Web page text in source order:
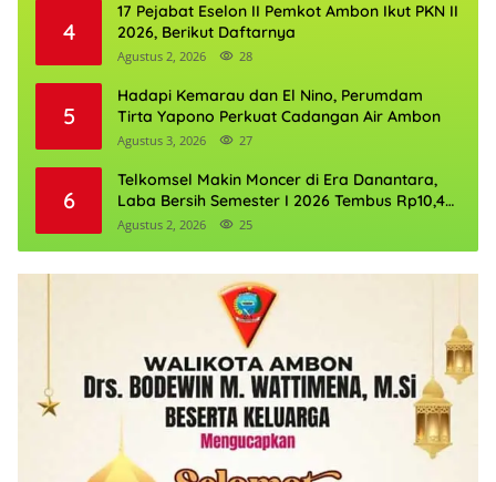
4
17 Pejabat Eselon II Pemkot Ambon Ikut PKN II
2026, Berikut Daftarnya
Agustus 2, 2026 28
5
Hadapi Kemarau dan El Nino, Perumdam
Tirta Yapono Perkuat Cadangan Air Ambon
Agustus 3, 2026 27
6
Telkomsel Makin Moncer di Era Danantara,
Laba Bersih Semester I 2026 Tembus Rp10,4
Triliun
Agustus 2, 2026 25